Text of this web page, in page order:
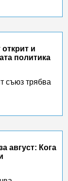
и
политика
съюз трябва
август: Кога